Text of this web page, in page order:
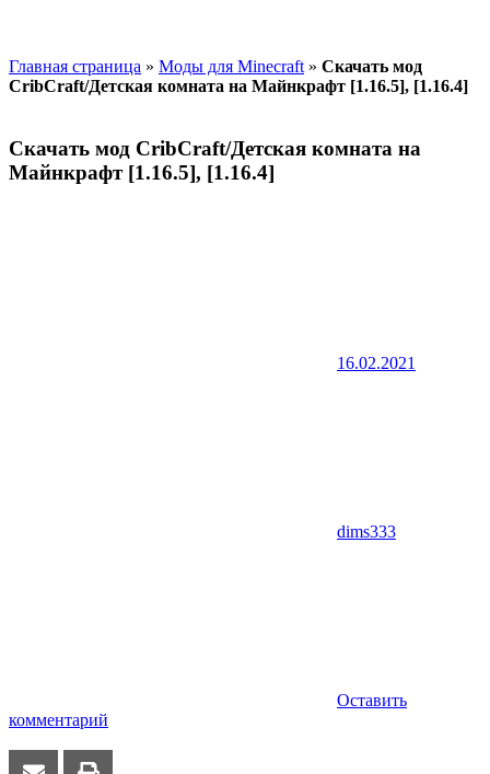
Главная страница » Моды для Minecraft » Скачать мод
CribCraft/Детская комната на Майнкрафт [1.16.5], [1.16.4]
Скачать мод CribCraft/Детская комната на
Майнкрафт [1.16.5], [1.16.4]
16.02.2021
dims333
Оставить
комментарий